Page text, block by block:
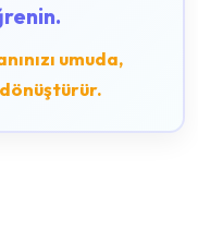
umuda,